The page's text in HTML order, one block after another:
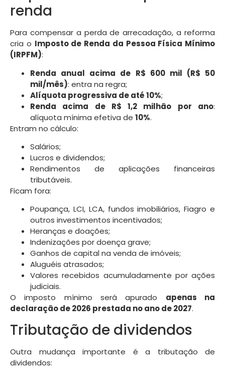
renda
Para compensar a perda de arrecadação, a reforma
cria o Imposto de Renda da Pessoa Física Mínimo
(IRPFM):
Renda anual acima de R$ 600 mil (R$ 50
mil/mês): entra na regra;
Alíquota progressiva de até 10%;
Renda acima de R$ 1,2 milhão por ano:
alíquota mínima efetiva de 10%.
Entram no cálculo:
Salários;
Lucros e dividendos;
Rendimentos de aplicações financeiras
tributáveis.
Ficam fora:
Poupança, LCI, LCA, fundos imobiliários, Fiagro e
outros investimentos incentivados;
Heranças e doações;
Indenizações por doença grave;
Ganhos de capital na venda de imóveis;
Aluguéis atrasados;
Valores recebidos acumuladamente por ações
judiciais.
O imposto mínimo será apurado apenas na
declaração de 2026 prestada no ano de 2027.
Tributação de dividendos
Outra mudança importante é a tributação de
dividendos: